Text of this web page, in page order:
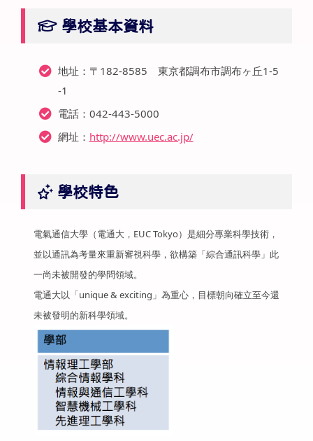
學校基本資料
地址：〒182-8585 東京都調布市調布ヶ丘1-5
-1
電話：042-443-5000
網址： http://www.uec.ac.jp/
學校特色
電氣通信大學（電通大，EUC Tokyo）是細分專業科學技術，
並以通訊為考量來重新審視科學，欲構築「綜合通訊科學」此
一尚未被開發的學問領域。
電通大以「unique & exciting」為重心，目標朝向確立至今還
未被發明的新科學領域。